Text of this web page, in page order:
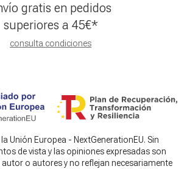
gratis en pedidos
superiores a 45€*
consulta condiciones
Unión Europea - NextGenerationEU. Sin
de vista y las opiniones expresadas son
o autores y no reflejan necesariamente